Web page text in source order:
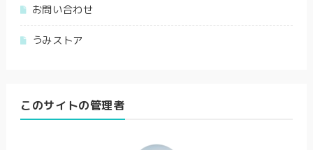
お問い合わせ
うみストア
このサイトの管理者